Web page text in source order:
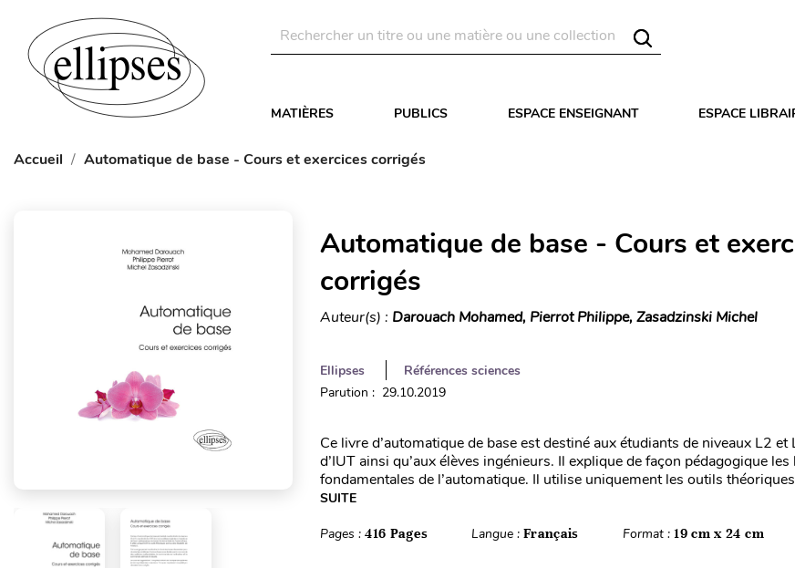
MATIÈRES PUBLICS ESPACE ENSEIGNANT ESPACE
Accueil Automatique de base - Cours et exercices corrigés
Automatique de base - Cours et
corrigés
Auteur(s) : Darouach Mohamed, Pierrot Philippe, Zasadzinski Michel
Ellipses
Références sciences
Parution : 29.10.2019
Ce livre d’automatique de base est destiné aux étudiants de niveaux L2 et
d’IUT ainsi qu’aux élèves ingénieurs. Il explique de façon pédagogique les
fondamentales de l’automatique. Il utilise uniquement les outils
SUITE
Pages : 416 Pages Langue :Français Format :19 cm x 24 cm